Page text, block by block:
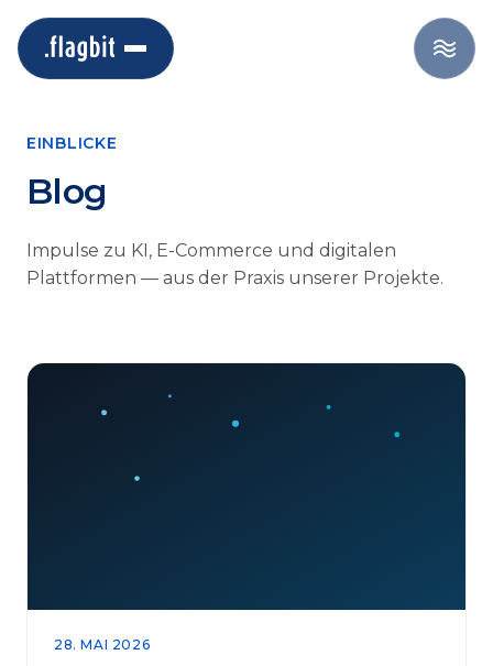
EINBLICKE
Blog
Impulse zu KI, E-Commerce und digitalen
Plattformen — aus der Praxis unserer Projekte.
28. MAI 2026